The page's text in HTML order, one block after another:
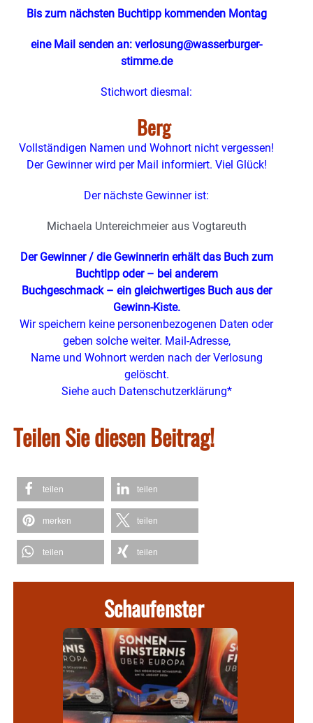
Bis zum nächsten Buchtipp kommenden Montag
eine Mail senden an: verlosung@wasserburger-
stimme.de
Stichwort diesmal:
Berg
Vollständigen Namen und Wohnort nicht vergessen!
Der Gewinner wird per Mail informiert. Viel Glück!
Der nächste Gewinner ist:
Michaela Untereichmeier aus Vogtareuth
Der Gewinner / die Gewinnerin erhält das Buch zum
Buchtipp oder – bei anderem
Buchgeschmack – ein gleichwertiges Buch aus der
Gewinn-Kiste.
Wir speichern keine personenbezogenen Daten oder
geben solche weiter. Mail-Adresse,
Name und Wohnort werden nach der Verlosung
gelöscht.
Siehe auch Datenschutzerklärung*
Teilen Sie diesen Beitrag!
teilen teilen
merken teilen
teilen teilen
Schaufenster